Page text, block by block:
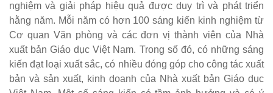
nghiệm và giải pháp hiệu quả được duy trì và phát triển
hằng năm. Mỗi năm có hơn 100 sáng kiến kinh nghiệm từ
Cơ quan Văn phòng và các đơn vị thành viên của Nhà
xuất bản Giáo dục Việt Nam. Trong số đó, có những sáng
kiến đạt loại xuất sắc, có nhiều đóng góp cho công tác xuất
bản và sản xuất, kinh doanh của Nhà xuất bản Giáo dục